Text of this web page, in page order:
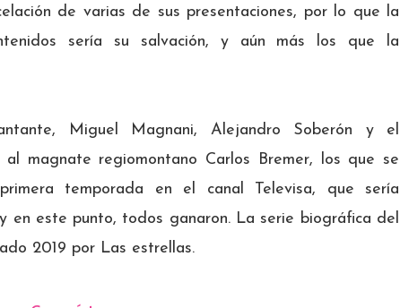
de varias de sus presentaciones, por lo que la
sería su salvación, y aún más los que la
Miguel Magnani, Alejandro Soberón y el
al magnate regiomontano Carlos Bremer, los que se
temporada en el canal Televisa, que sería
en este punto, todos ganaron. La serie biográfica del
2019 por Las estrellas.